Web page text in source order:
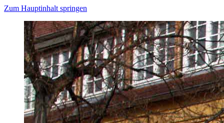
Zum Hauptinhalt springen